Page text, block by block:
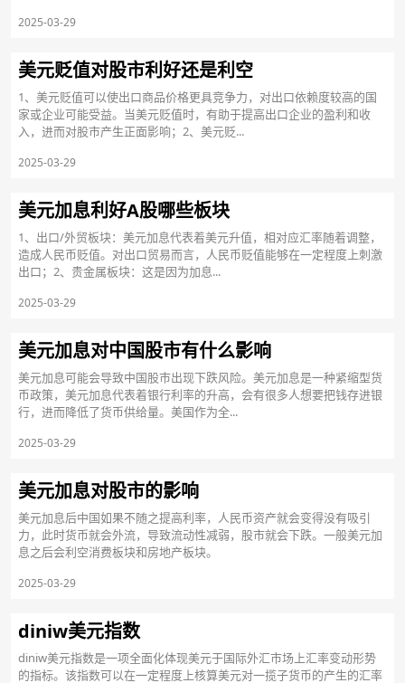
2025-03-29
美元贬值对股市利好还是利空
1、美元贬值可以使出口商品价格更具竞争力，对出口依赖度较高的国
家或企业可能受益。当美元贬值时，有助于提高出口企业的盈利和收
入，进而对股市产生正面影响；2、美元贬...
2025-03-29
美元加息利好A股哪些板块
1、出口/外贸板块：美元加息代表着美元升值，相对应汇率随着调整，
造成人民币贬值。对出口贸易而言，人民币贬值能够在一定程度上刺激
出口；2、贵金属板块：这是因为加息...
2025-03-29
美元加息对中国股市有什么影响
美元加息可能会导致中国股市出现下跌风险。美元加息是一种紧缩型货
币政策，美元加息代表着银行利率的升高，会有很多人想要把钱存进银
行，进而降低了货币供给量。美国作为全...
2025-03-29
美元加息对股市的影响
美元加息后中国如果不随之提高利率，人民币资产就会变得没有吸引
力，此时货币就会外流，导致流动性减弱，股市就会下跌。一般美元加
息之后会利空消费板块和房地产板块。
2025-03-29
diniw美元指数
diniw美元指数是一项全面化体现美元于国际外汇市场上汇率变动形势
的指标。该指数可以在一定程度上核算美元对一揽子货币的产生的汇率